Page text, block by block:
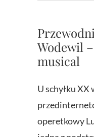
Wodewil
musical
U schyłku XX
operetkowy